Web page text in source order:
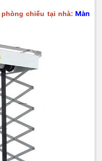
chiếu tại nhà: Màn